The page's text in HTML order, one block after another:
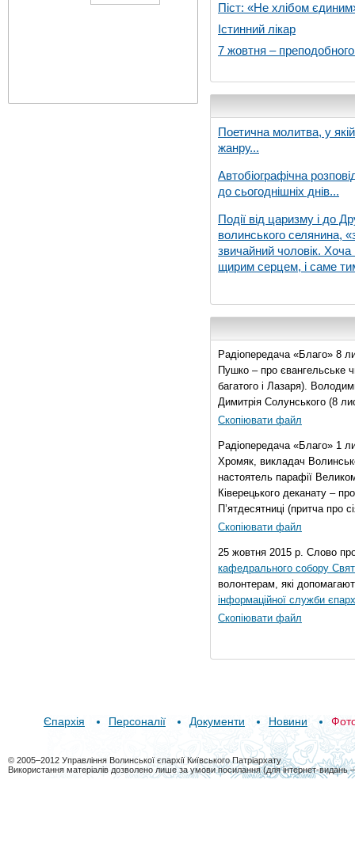
Піст: «Не хлібом
Істинний лікар
7 жовтня –
Поетична молитва, у
жанру...
Автобіографічна
до сьогоднішніх днів...
Події від царизму і до
волинського селянина,
звичайний чоловік. Хоча
щирим серцем, і саме
Радіопередача «Благо» 8
Пушко – про євангельське
багатого і Лазаря).
Димитрія Солунського (8
Скопіювати файл
Радіопередача «Благо» 1
Хромяк, викладач
настоятель парафії
Ківерецького деканату –
П’ятдесятниці (притча про
Скопіювати файл
25 жовтня 2015 р. Слово
кафедрального собору
волонтерам, які
інформаційної служби
Скопіювати файл
Єпархія Персоналії Документи Новини
© 2005–2012 Управління Волинської єпархії Київського Патріархату
Використання матеріалів дозволено лише за умови посилання (для інтернет-видань